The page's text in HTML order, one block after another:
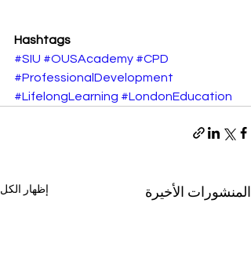
Hashtags
#SIU #OUSAcademy #CPD
#ProfessionalDevelopment
#LifelongLearning #LondonEducation
المنشورات الأخيرة إظهار الكل